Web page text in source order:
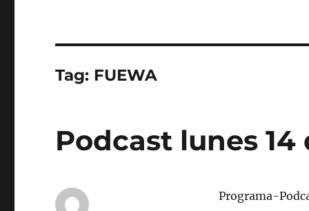
Tag: FUEWA
Podcast lunes 14
Programa-